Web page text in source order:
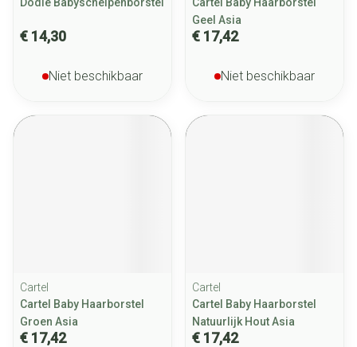
€ 14,30
Niet beschikbaar
Geel Asia
€ 17,42
Niet beschikbaar
Cartel
Cartel Baby Haarborstel
Groen Asia
€ 17,42
Cartel
Cartel Baby Haarborstel
Natuurlijk Hout Asia
€ 17,42